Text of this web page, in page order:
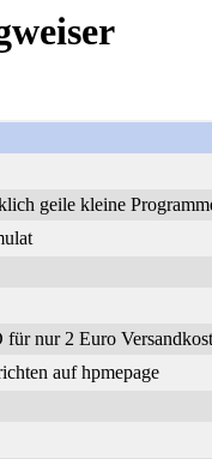
geile kleine
nur 2 Euro
auf hpmepage